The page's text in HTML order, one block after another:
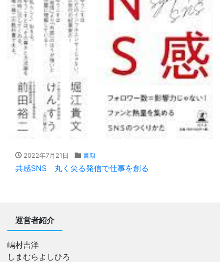
2022年7月21日 書籍
共感SNS 丸く尖る発信で仕事を創る
運営者紹介
嶋村吉洋
しまむらよしひろ